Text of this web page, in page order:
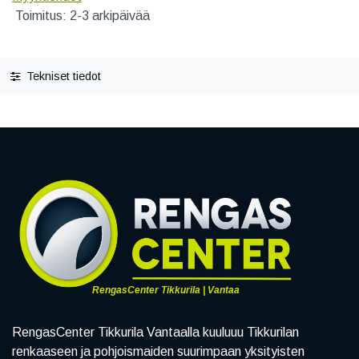
Toimitus: 2-3 arkipäivää
Tekniset tiedot
RengasCenter Tikkurila | Vantaa
RengasCenter Tikkurila Vantaalla kuuluuu Tikkurilan
renkaaseen ja pohjoismaiden suurimpaan yksityisten